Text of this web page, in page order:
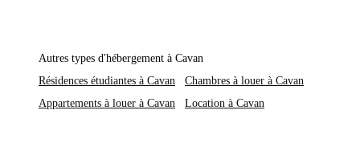
Autres types d'hébergement à Cavan
Résidences étudiantes à Cavan
Chambres à louer à Cavan
Appartements à louer à Cavan
Location à Cavan